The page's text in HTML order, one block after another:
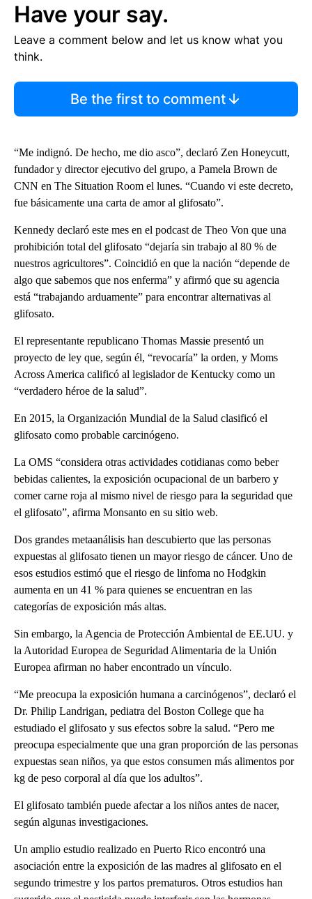
Have your say.
Leave a comment below and let us know what you
think.
Be the first to comment
“Me indignó. De hecho, me dio asco”, declaró Zen Honeycutt,
fundador y director ejecutivo del grupo, a Pamela Brown de
CNN en The Situation Room el lunes. “Cuando vi este decreto,
fue básicamente una carta de amor al glifosato”.
Kennedy declaró este mes en el podcast de Theo Von que una
prohibición total del glifosato “dejaría sin trabajo al 80 % de
nuestros agricultores”. Coincidió en que la nación “depende de
algo que sabemos que nos enferma” y afirmó que su agencia
está “trabajando arduamente” para encontrar alternativas al
glifosato.
El representante republicano Thomas Massie presentó un
proyecto de ley que, según él, “revocaría” la orden, y Moms
Across America calificó al legislador de Kentucky como un
“verdadero héroe de la salud”.
En 2015, la Organización Mundial de la Salud clasificó el
glifosato como probable carcinógeno.
La OMS “considera otras actividades cotidianas como beber
bebidas calientes, la exposición ocupacional de un barbero y
comer carne roja al mismo nivel de riesgo para la seguridad que
el glifosato”, afirma Monsanto en su sitio web.
Dos grandes metaanálisis han descubierto que las personas
expuestas al glifosato tienen un mayor riesgo de cáncer. Uno de
esos estudios estimó que el riesgo de linfoma no Hodgkin
aumenta en un 41 % para quienes se encuentran en las
categorías de exposición más altas.
Sin embargo, la Agencia de Protección Ambiental de EE.UU. y
la Autoridad Europea de Seguridad Alimentaria de la Unión
Europea afirman no haber encontrado un vínculo.
“Me preocupa la exposición humana a carcinógenos”, declaró el
Dr. Philip Landrigan, pediatra del Boston College que ha
estudiado el glifosato y sus efectos sobre la salud. “Pero me
preocupa especialmente que una gran proporción de las personas
expuestas sean niños, ya que estos consumen más alimentos por
kg de peso corporal al día que los adultos”.
El glifosato también puede afectar a los niños antes de nacer,
según algunas investigaciones.
Un amplio estudio realizado en Puerto Rico encontró una
asociación entre la exposición de las madres al glifosato en el
segundo trimestre y los partos prematuros. Otros estudios han